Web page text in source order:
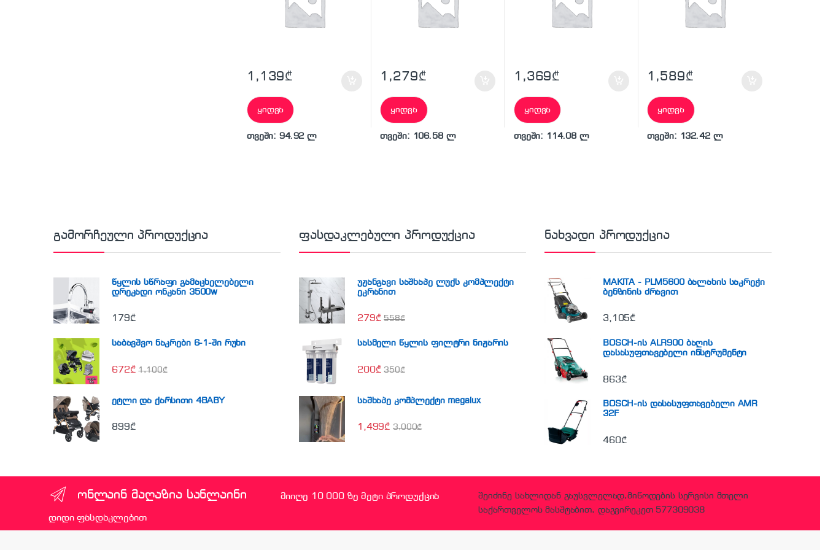
1,139₾
ყიდვა
თვეში: 94.92 ლ
1,279₾
ყიდვა
თვეში: 106.58 ლ
1,369₾
ყიდვა
თვეში: 114.08 ლ
1,589₾
ყიდვა
თვეში: 132.42 ლ
გამორჩეული პროდუქცია
წყლის სწრაფი გამაცხელებელი
დრეკადი ონკანი 3500w
179₾
საბავშვო ნაკრები 6-1-ში რუხი
672₾ 1,100₾
ეტლი და ქარსითი 4BABY
899₾
ფასდაკლებული პროდუქცია
უჟანგავი საშხაპე ლუქს კომპლექტი
ეკრანით
279₾ 558₾
სასმელი წყლის ფილტრი ნიჟარის
200₾ 350₾
საშხაპე კომპლექტი megalux
1,499₾ 3,000₾
ნახვადი პროდუქცია
MAKITA - PLM5600 ბალახის საკრეჭი
ბენზინის ძრავით
3,105₾
BOSCH-ის ALR900 ბაღის
დასასუფთავებელი ინსტრუმენტი
863₾
BOSCH-ის დასასუფთავებელი AMR
32F
460₾
ონლაინ მაღაზია სანლაინი მიიღე 10 000 ზე მეტი პროდუქცია
დიდი ფასდაკლებით
შეიძინე სახლიდან გაუსვლელად,მიწოდების სერვისი მთელი
საქართველოს მასშტაბით, დაგვირეკეთ 577309038